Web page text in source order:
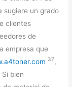
sugiere un grado
clientes
de
empresa que
37 ,
bien